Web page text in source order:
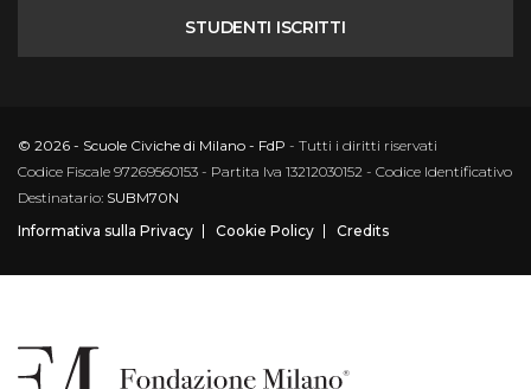
STUDENTI ISCRITTI
© 2026 - Scuole Civiche di Milano - FdP - Tutti i diritti riservati
Codice Fiscale 97269560153 - Partita Iva 13212030152 - Codice Identificativo
Destinatario: SUBM70N
Informativa sulla Privacy
Cookie Policy Credits